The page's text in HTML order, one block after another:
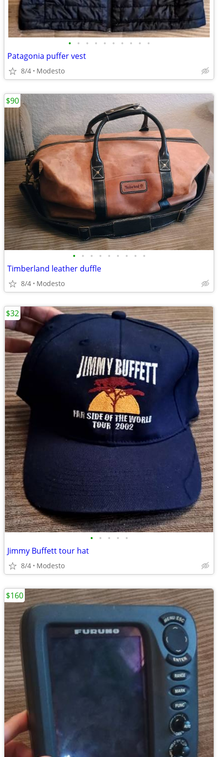
• • • • • • • • • •
Patagonia puffer vest
8/4 Modesto
• • • • • • • • •
Timberland leather duffle
8/4 Modesto
$90
• • • • •
Jimmy Buffett tour hat
8/4 Modesto
$32
$160